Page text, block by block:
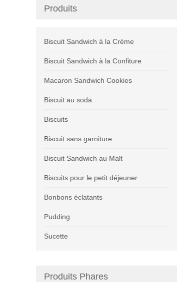
Produits
Biscuit Sandwich à la Crème
Biscuit Sandwich à la Confiture
Macaron Sandwich Cookies
Biscuit au soda
Biscuits
Biscuit sans garniture
Biscuit Sandwich au Malt
Biscuits pour le petit déjeuner
Bonbons éclatants
Pudding
Sucette
Produits Phares